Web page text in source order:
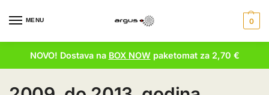
MENU 0
NOVO! Dostava na BOX NOWpaketomat za 2,70 €